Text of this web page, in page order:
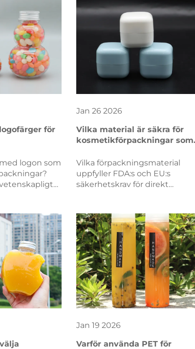
nu.
spillskyddade – handla nu!
för
logon som
och
redan
Jan 26 2026
Vilka material är säkra för
kosmetikförpackningar som
hudprodukter?
Vilka förpackningsmaterial
uppfyller FDA:s och EU:s
säkerhetskrav för direkt
hållbara alternativ – hämta din
kostnadsfria checklista för
materialens säkerhet redan
idag.
Jan 19 2026
Varför använda PET för